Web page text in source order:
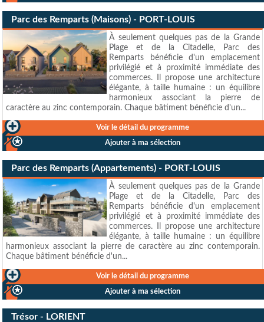
Parc des Remparts (Maisons) - PORT-LOUIS
À seulement quelques pas de la Grande
Plage et de la Citadelle, Parc des
Remparts bénéficie d'un emplacement
privilégié et à proximité immédiate des
commerces. Il propose une architecture
élégante, à taille humaine : un équilibre
harmonieux associant la pierre de
caractère au zinc contemporain. Chaque bâtiment bénéficie d'un...
Voir le détail du programme
Ajouter à ma sélection
Parc des Remparts (Appartements) - PORT-LOUIS
À seulement quelques pas de la Grande
Plage et de la Citadelle, Parc des
Remparts bénéficie d'un emplacement
privilégié et à proximité immédiate des
commerces. Il propose une architecture
élégante, à taille humaine : un équilibre
harmonieux associant la pierre de caractère au zinc contemporain.
Chaque bâtiment bénéficie d'un...
Voir le détail du programme
Ajouter à ma sélection
Trésor - LORIENT